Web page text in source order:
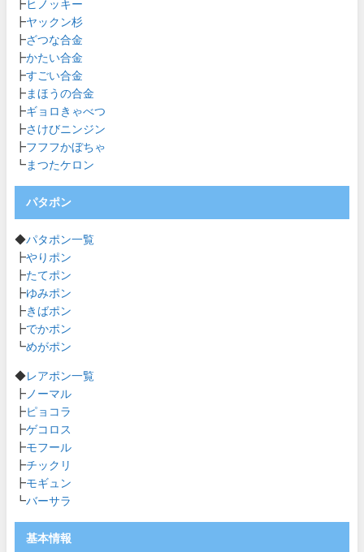
┣ ヒノッキー
┣ヤックン杉
┣ざつな合金
┣かたい合金
┣すごい合金
┣ まほうの合金
┣ギョロきゃべつ
┣さけびニンジン
┣フフフかぼちゃ
┗ まつたケロン
パタポン
◆パタポン一覧
┣やりポン
┣たてポン
┣ゆみポン
┣きばポン
┣でかポン
┗めがポン
◆レアポン一覧
┣ ノーマル
┣ピョコラ
┣ゲコロス
┣モフール
┣チックリ
┣モギュン
┗バーサラ
基本情報